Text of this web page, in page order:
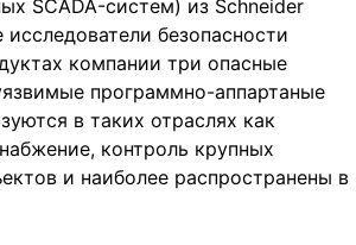
SCADA-систем) из Schneider
безопасности
компании три опасные
программно-аппартаные
в таких отраслях как
контроль крупных
и наиболее распространены в